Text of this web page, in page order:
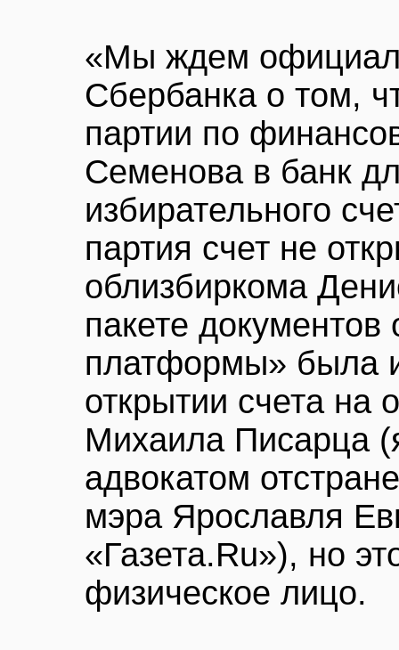
«Мы ждем
Сбербанка о том,
партии по
Семенова в банк
избирательного
партия счет не
облизбиркома
пакете документов
платформы» была
открытии счета на
Михаила Писарца
адвокатом
мэра Ярославля
«Газета.Ru»), но
физическое лицо.